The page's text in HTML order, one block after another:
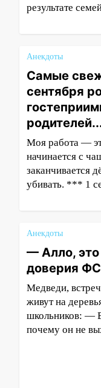
результате
Анекдоты
Самые
сентября
Моя работа —
начинается с
заканчивается
убивать. *** 1
Анекдоты
— Алло,
доверия
Медведи,
живут на
школьников: —
почему он не